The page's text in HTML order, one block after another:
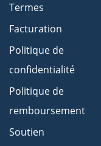
Termes
Facturation
Politique de
confidentialité
Politique de
remboursement
Soutien